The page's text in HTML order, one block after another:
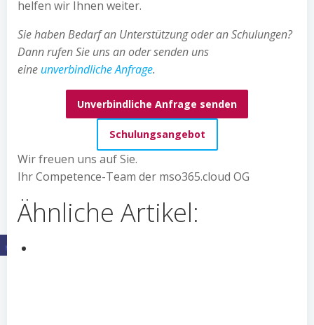
helfen wir Ihnen weiter.
Sie haben Bedarf an Unterstützung oder an Schulungen?
Dann rufen Sie uns an oder senden uns
eine unverbindliche Anfrage.
Unverbindliche Anfrage senden
Schulungsangebot
Wir freuen uns auf Sie.
Ihr Competence-Team der mso365.cloud OG
Ähnliche Artikel: